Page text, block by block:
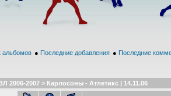
альбомов ● Последние добавления ● Последние
2006-2007 > Карлосоны - Атлетикс | 14.11.06